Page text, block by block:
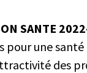
SANTE
pour une
des